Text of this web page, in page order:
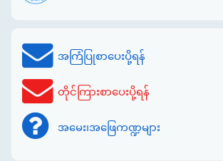
အကြံပြုစာပေးပို့ရန်
တိုင်ကြားစာပေးပို့ရန်
အမေး၊အဖြေကဏ္ဍများ